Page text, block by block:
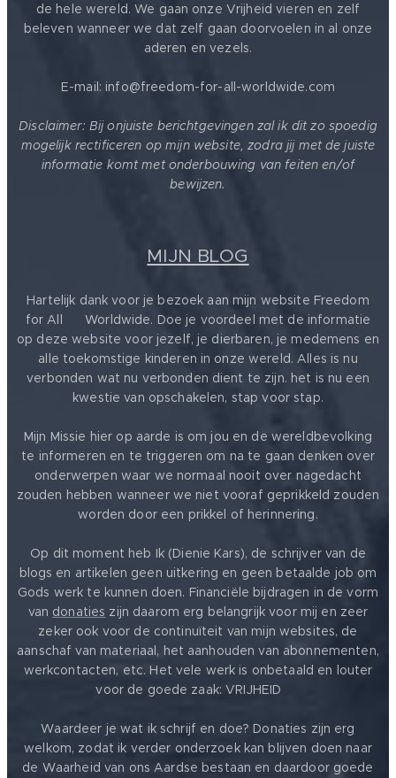
de hele wereld. We gaan onze Vrijheid vieren en zelf
beleven wanneer we dat zelf gaan doorvoelen in al onze
aderen en vezels.
E-mail: info@freedom-for-all-worldwide.com
Disclaimer: Bij onjuiste berichtgevingen zal ik dit zo spoedig
mogelijk rectificeren op mijn website, zodra jij met de juiste
informatie komt met onderbouwing van feiten en/of
bewijzen.
MIJN BLOG
Hartelijk dank voor je bezoek aan mijn website Freedom
for All ❤️ Worldwide. Doe je voordeel met de informatie
op deze website voor jezelf, je dierbaren, je medemens en
alle toekomstige kinderen in onze wereld. Alles is nu
verbonden wat nu verbonden dient te zijn. het is nu een
kwestie van opschakelen, stap voor stap.
Mijn Missie hier op aarde is om jou en de wereldbevolking
te informeren en te triggeren om na te gaan denken over
onderwerpen waar we normaal nooit over nagedacht
zouden hebben wanneer we niet vooraf geprikkeld zouden
worden door een prikkel of herinnering.
Op dit moment heb Ik (Dienie Kars), de schrijver van de
blogs en artikelen geen uitkering en geen betaalde job om
Gods werk te kunnen doen. Financiële bijdragen in de vorm
van donaties zijn daarom erg belangrijk voor mij en zeer
zeker ook voor de continuïteit van mijn websites, de
aanschaf van materiaal, het aanhouden van abonnementen,
werkcontacten, etc. Het vele werk is onbetaald en louter
voor de goede zaak: VRIJHEID ❤️
Waardeer je wat ik schrijf en doe? Donaties zijn erg
welkom, zodat ik verder onderzoek kan blijven doen naar
de Waarheid van ons Aardse bestaan en daardoor goede